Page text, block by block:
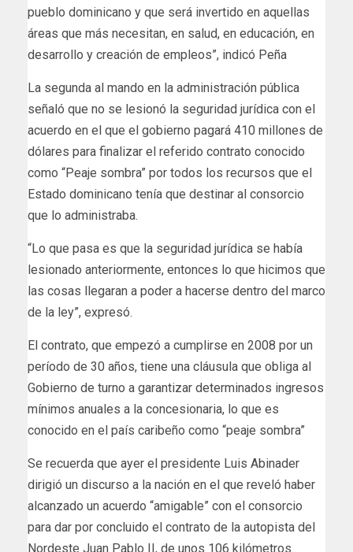
pueblo dominicano y que será invertido en aquellas
áreas que más necesitan, en salud, en educación, en
desarrollo y creación de empleos”, indicó Peña
La segunda al mando en la administración pública
señaló que no se lesionó la seguridad jurídica con el
acuerdo en el que el gobierno pagará 410 millones de
dólares para finalizar el referido contrato conocido
como “Peaje sombra” por todos los recursos que el
Estado dominicano tenía que destinar al consorcio
que lo administraba.
“Lo que pasa es que la seguridad jurídica se había
lesionado anteriormente, entonces lo que hicimos que
las cosas llegaran a poder a hacerse dentro del marco
de la ley”, expresó.
El contrato, que empezó a cumplirse en 2008 por un
período de 30 años, tiene una cláusula que obliga al
Gobierno de turno a garantizar determinados ingresos
mínimos anuales a la concesionaria, lo que es
conocido en el país caribeño como “peaje sombra”
Se recuerda que ayer el presidente Luis Abinader
dirigió un discurso a la nación en el que reveló haber
alcanzado un acuerdo “amigable” con el consorcio
para dar por concluido el contrato de la autopista del
Nordeste Juan Pablo II, de unos 106 kilómetros.